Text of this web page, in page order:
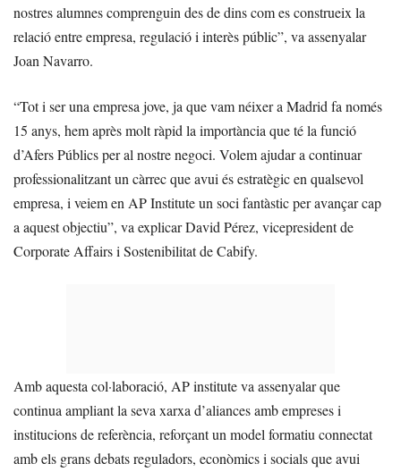
nostres alumnes comprenguin des de dins com es construeix la
relació entre empresa, regulació i interès públic”, va assenyalar
Joan Navarro.
“Tot i ser una empresa jove, ja que vam néixer a Madrid fa només
15 anys, hem après molt ràpid la importància que té la funció
d’Afers Públics per al nostre negoci. Volem ajudar a continuar
professionalitzant un càrrec que avui és estratègic en qualsevol
empresa, i veiem en AP Institute un soci fantàstic per avançar cap
a aquest objectiu”, va explicar David Pérez, vicepresident de
Corporate Affairs i Sostenibilitat de Cabify.
Amb aquesta col·laboració, AP institute va assenyalar que
continua ampliant la seva xarxa d’aliances amb empreses i
institucions de referència, reforçant un model formatiu connectat
amb els grans debats reguladors, econòmics i socials que avui